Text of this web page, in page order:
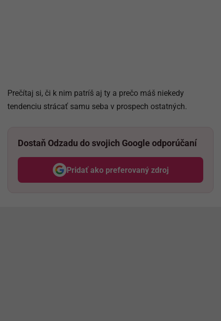
Prečítaj si, či k nim patríš aj ty a prečo máš niekedy
tendenciu strácať samu seba v prospech ostatných.
Dostaň Odzadu do svojich Google odporúčaní
Pridať ako preferovaný zdroj
Odzadu, odkaz sa otvorí v